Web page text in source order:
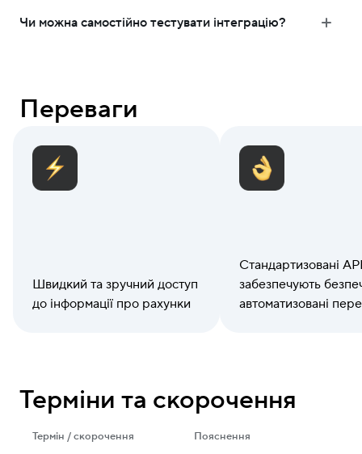
Чи можна самостійно тестувати інтеграцію?
Переваги
Швидкий та зручний доступ
до інформації про рахунки
Стандартизовані
забезпечують
автоматизовані
Терміни та скорочення
Термін / скорочення Пояснення